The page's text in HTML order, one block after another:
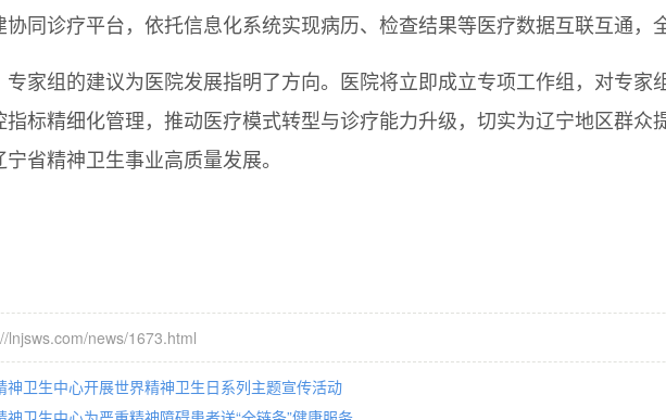
协同诊疗平台，依托信息化系统实现病历、检查结果等医疗数据互联互通
专家组的建议为医院发展指明了方向。医院将立即成立专项工作组，对专家
标精细化管理，推动医疗模式转型与诊疗能力升级，切实为辽宁地区群众
省精神卫生事业高质量发展。
lnjsws.com/news/1673.html
神卫生中心开展世界精神卫生日系列主题宣传活动